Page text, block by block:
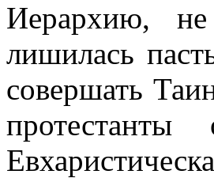
Иерархию,
лишилась
совершать